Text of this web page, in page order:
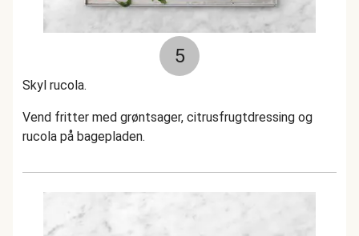
5
Skyl rucola.
Vend fritter med grøntsager, citrusfrugtdressing og
rucola på bagepladen.